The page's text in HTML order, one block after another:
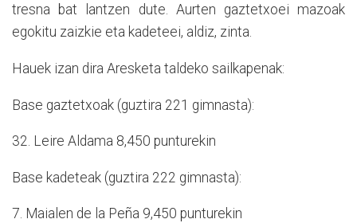
tresna bat lantzen dute. Aurten gaztetxoei mazoak
egokitu zaizkie eta kadeteei, aldiz, zinta.
Hauek izan dira Aresketa taldeko sailkapenak:
Base gaztetxoak (guztira 221 gimnasta):
32. Leire Aldama 8,450 punturekin
Base kadeteak (guztira 222 gimnasta):
7. Maialen de la Peña 9,450 punturekin